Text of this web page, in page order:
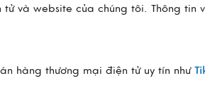
và website của chúng tôi. Thông tin
hàng thương mại điện tử uy tín như